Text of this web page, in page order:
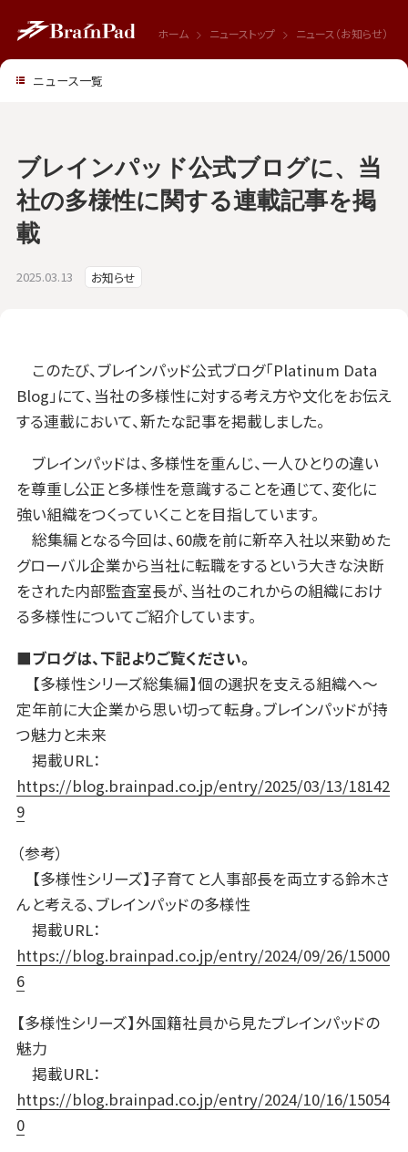
ホーム ニューストップ ニュース（お知らせ）
2025.03.13 お知らせ
ブレインパッド公式ブログに、当
社の多様性に関する連載記事を掲
載
このたび、ブレインパッド公式ブログ「Platinum Data
Blog」にて、当社の多様性に対する考え方や文化をお伝え
する連載において、新たな記事を掲載しました。
ブレインパッドは、多様性を重んじ、一人ひとりの違い
を尊重し公正と多様性を意識することを通じて、変化に
強い組織をつくっていくことを目指しています。
総集編となる今回は、60歳を前に新卒入社以来勤めた
グローバル企業から当社に転職をするという大きな決断
をされた内部監査室長が、当社のこれからの組織におけ
る多様性についてご紹介しています。
■ブログは、下記よりご覧ください。
【多様性シリーズ総集編】個の選択を支える組織へ～
定年前に大企業から思い切って転身。ブレインパッドが持
つ魅力と未来
掲載URL：
https://blog.brainpad.co.jp/entry/2025/03/13/18142
9
（参考）
【多様性シリーズ】子育てと人事部長を両立する鈴木さ
んと考える、ブレインパッドの多様性
掲載URL：
https://blog.brainpad.co.jp/entry/2024/09/26/15000
6
【多様性シリーズ】外国籍社員から見たブレインパッドの
魅力
掲載URL：
https://blog.brainpad.co.jp/entry/2024/10/16/15054
0
ニュース一覧